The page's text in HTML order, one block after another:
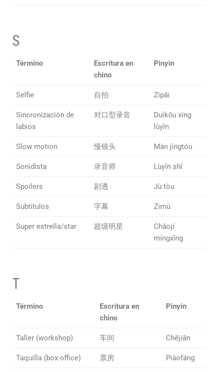
S
Término
Escritura en
chino
Pinyin
Selfie 自拍 Zìpāi
Sincronización de
labios
对口型录音
Duìkǒu xíng
lùyīn
Slow motion 慢镜头 Màn jìngtóu
Sonidista 录音师 Lùyīn shī
Spoilers 剧透 Jù tòu
Subtítulos 字幕 Zìmù
Super estrella/star 超级明星
Chāojí
míngxīng
T
Término
Escritura en
chino
Pinyin
Taller (workshop) 车间 Chējiān
Taquilla (box office) 票房 Piàofáng